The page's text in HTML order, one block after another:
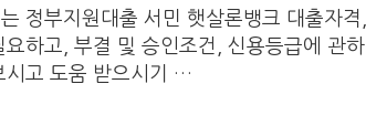
정부지원대출 서민 햇살론뱅크 대출자
요하고, 부결 및 승인조건, 신용등급에 관
시고 도움 받으시기 …